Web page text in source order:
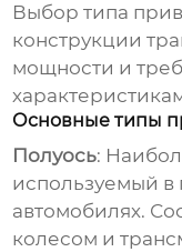
Выбор типа
конструкции
мощности и
Основные типы
Полуось:
используемый
автомобилях.
колесом и